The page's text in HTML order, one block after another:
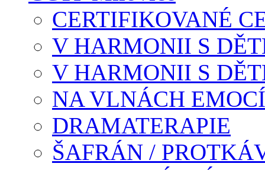
CERTIFIKOVANÉ
V HARMONII S
V HARMONII S
NA VLNÁCH EMOCÍ
DRAMATERAPIE
ŠAFRÁN /